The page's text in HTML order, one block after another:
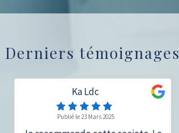
Derniers témoignages
Ka Ldc
Publié le 23 Mars 2025